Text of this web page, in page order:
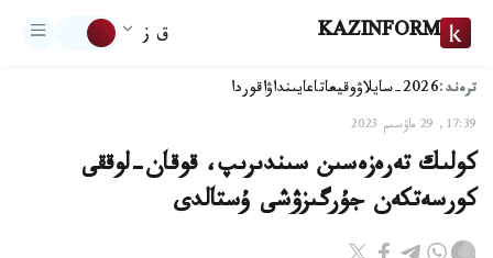
KAZINFORM ق ز
ترەند:2026-سايلاۋ وقيعاتاعايىنداۋاقوردا
17:39, 29 ماۋسىم 2023
كولىك تەرەزەسىن سىندىرىپ، قوقان-لوققى
كورسەتكەن جۇرگىزۋشى ۇستالدى